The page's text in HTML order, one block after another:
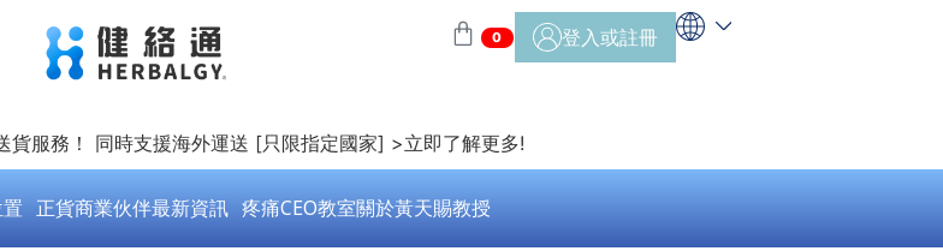
0 登入或註冊
貨服務！ 同時支援海外運送 [只限指定國家] >立即了解更多!
正貨商業伙伴最新資訊 疼痛CEO教室關於黃天賜教授